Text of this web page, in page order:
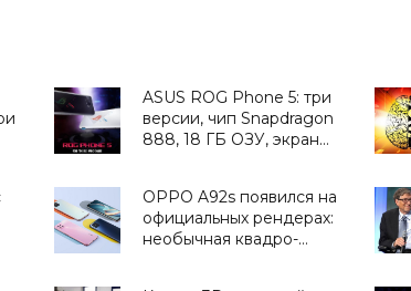
ASUS ROG Phone 5: три
версии, чип Snapdragon
888, 18 ГБ ОЗУ, экран
800 евро - «Смартфоны»
OPPO A92s появился на
официальных рендерах:
необычная квадро-